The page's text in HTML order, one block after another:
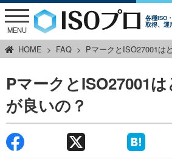
各種ISO
取得、運
MENU
HOME FAQ PマークとISO27001は
PマークとISO27001
が良いの？